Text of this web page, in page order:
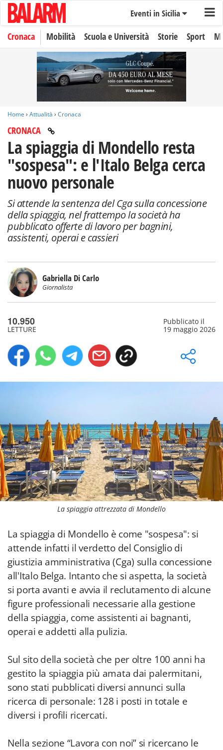
Eventi in Sicilia
Cronaca Mobilità Scuola e Università Storie Sport
Home › Attualità › Cronaca
CRONACA
La spiaggia di Mondello resta
"sospesa": e l'Italo Belga cerca
nuovo personale
Si attende la sentenza del Cga sulla concessione
della spiaggia, nel frattempo la società ha
pubblicato offerte di lavoro per bagnini,
assistenti, operai e cassieri
Gabriella Di Carlo
Giornalista
10.950
LETTURE
Pubblicato il
19 maggio 2026
La spiaggia attrezzata di Mondello
La spiaggia di Mondello è come "sospesa": si
attende infatti il verdetto del Consiglio di
giustizia amministrativa (Cga) sulla concessione
all'Italo Belga. Intanto che si aspetta, la società
si porta avanti e avvia il reclutamento di alcune
figure professionali necessarie alla gestione
della spiaggia, come assistenti ai bagnanti,
operai e addetti alla pulizia.
Sul sito della società che per oltre 100 anni ha
gestito la spiaggia più amata dai palermitani,
sono stati pubblicati diversi annunci sulla
ricerca di personale: 128 i posti in totale e
diversi i profili ricercati.
Nella sezione “Lavora con noi” si ricercano le